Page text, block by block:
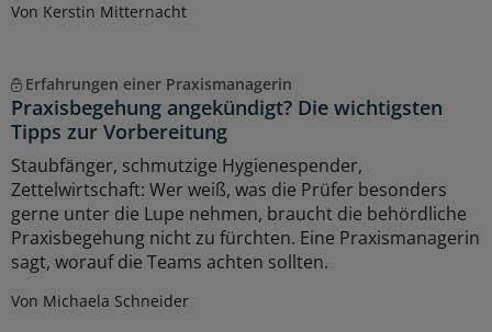
Von Kerstin Mitternacht
Erfahrungen einer Praxismanagerin
Praxisbegehung angekündigt? Die wichtigsten
Tipps zur Vorbereitung
Staubfänger, schmutzige Hygienespender,
Zettelwirtschaft: Wer weiß, was die Prüfer besonders
gerne unter die Lupe nehmen, braucht die behördliche
Praxisbegehung nicht zu fürchten. Eine Praxismanagerin
sagt, worauf die Teams achten sollten.
Von Michaela Schneider